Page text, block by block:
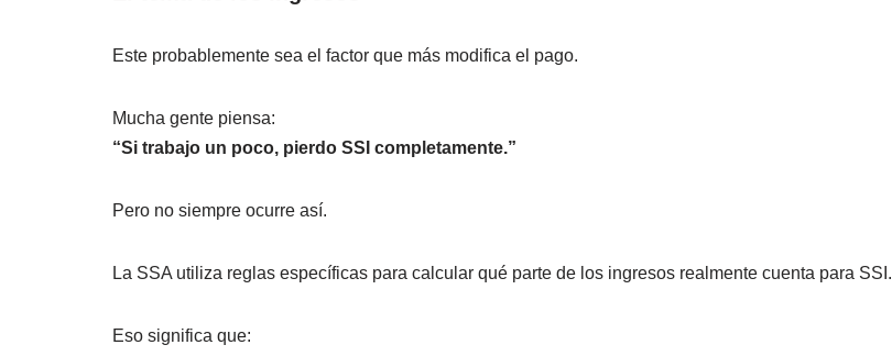
Este probablemente sea el factor que más modifica el pago.
Mucha gente piensa:
“Si trabajo un poco, pierdo SSI completamente.”
Pero no siempre ocurre así.
La SSA utiliza reglas específicas para calcular qué parte de los ingresos realmente cuenta para SSI.
Eso significa que: